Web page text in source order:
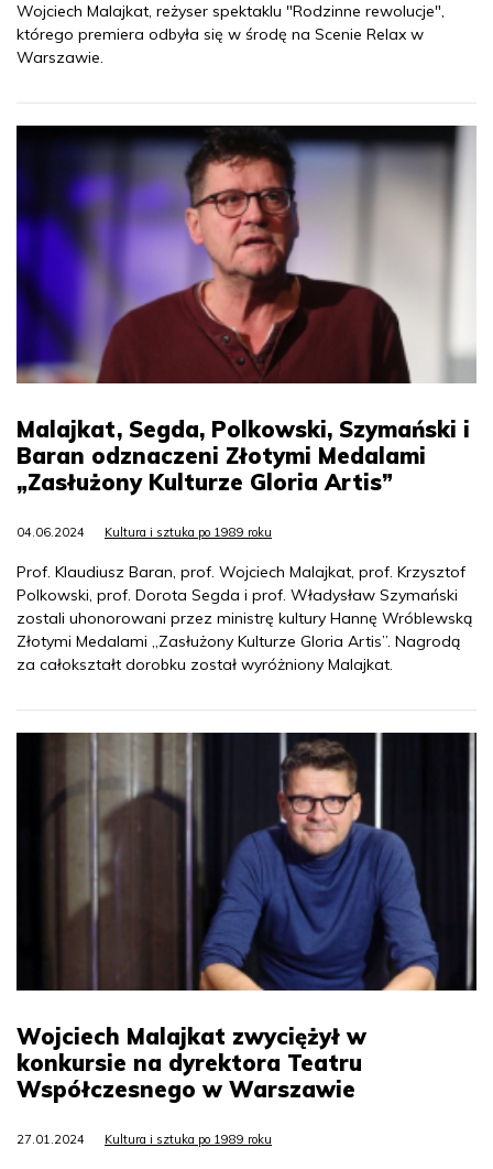
Wojciech Malajkat, reżyser spektaklu "Rodzinne rewolucje",
którego premiera odbyła się w środę na Scenie Relax w
Warszawie.
Malajkat, Segda, Polkowski, Szymański i
Baran odznaczeni Złotymi Medalami
„Zasłużony Kulturze Gloria Artis”
04.06.2024 Kultura i sztuka po 1989 roku
Prof. Klaudiusz Baran, prof. Wojciech Malajkat, prof. Krzysztof
Polkowski, prof. Dorota Segda i prof. Władysław Szymański
zostali uhonorowani przez ministrę kultury Hannę Wróblewską
Złotymi Medalami „Zasłużony Kulturze Gloria Artis”. Nagrodą
za całokształt dorobku został wyróżniony Malajkat.
Wojciech Malajkat zwyciężył w
konkursie na dyrektora Teatru
Współczesnego w Warszawie
27.01.2024 Kultura i sztuka po 1989 roku